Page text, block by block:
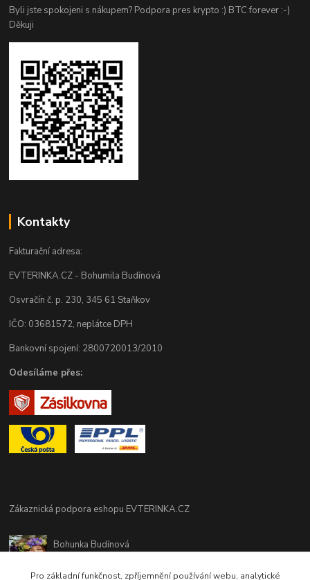
Byli jste spokojeni s nákupem? Podpora pres krypto :) BTC forever :-)
Děkuji
Kontakty
Fakturační adresa:
EVTERINKA.CZ - Bohumila Budínová
Osvračín č. p. 230, 345 61 Staňkov
IČO: 03681572, neplátce DPH
Bankovní spojení: 2800720013/2010
Odesíláme přes:
Zákaznická podpora eshopu EVTERINKA.CZ
Bohunka Budínová
(Po-Pá - 9:00-17:00hod, So 8:00-12:00hod)
Pro základní funkčnost, zpříjemnění používání webu, analytické